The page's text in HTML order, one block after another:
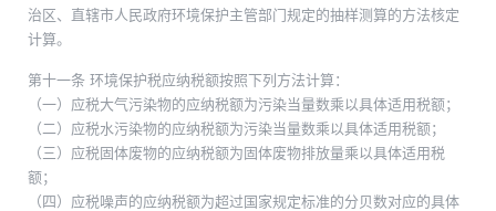
治区、直辖市人民政府环境保护主管部门规定的抽样测算的方法核定
计算。
第十一条 环境保护税应纳税额按照下列方法计算：
（一）应税大气污染物的应纳税额为污染当量数乘以具体适用税额；
（二）应税水污染物的应纳税额为污染当量数乘以具体适用税额；
（三）应税固体废物的应纳税额为固体废物排放量乘以具体适用税
额；
（四）应税噪声的应纳税额为超过国家规定标准的分贝数对应的具体